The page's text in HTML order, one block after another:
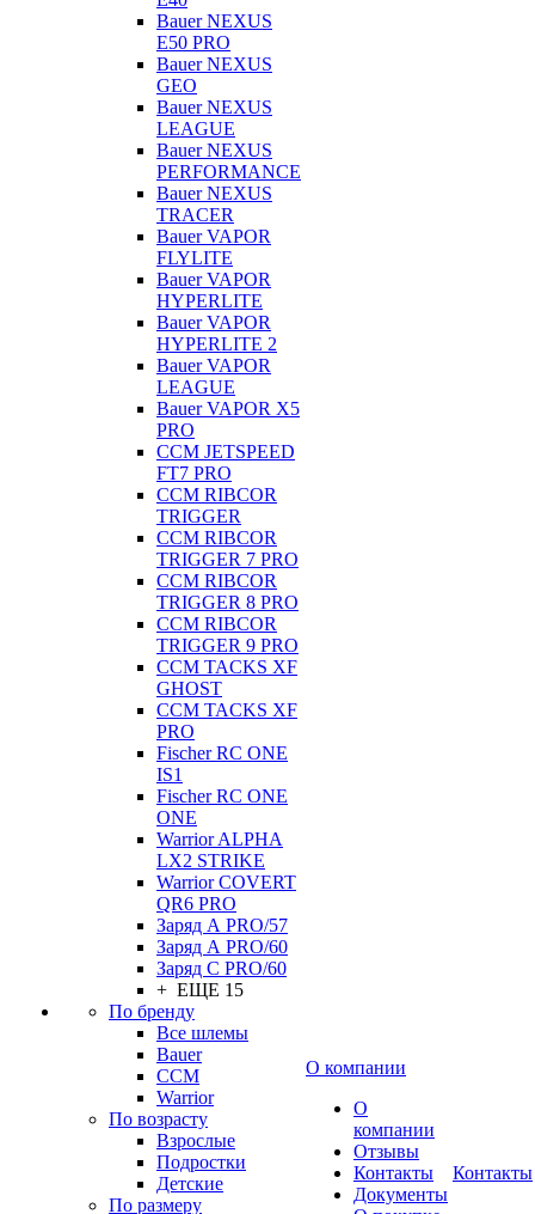
Bauer NEXUS
E50 PRO
Bauer NEXUS
GEO
Bauer NEXUS
LEAGUE
Bauer NEXUS
PERFORMANCE
Bauer NEXUS
TRACER
Bauer VAPOR
FLYLITE
Bauer VAPOR
HYPERLITE
Bauer VAPOR
HYPERLITE 2
Bauer VAPOR
LEAGUE
Bauer VAPOR X5
PRO
CCM JETSPEED
FT7 PRO
CCM RIBCOR
TRIGGER
CCM RIBCOR
TRIGGER 7 PRO
CCM RIBCOR
TRIGGER 8 PRO
CCM RIBCOR
TRIGGER 9 PRO
CCM TACKS XF
GHOST
CCM TACKS XF
PRO
Fischer RC ONE
IS1
Fischer RC ONE
ONE
Warrior ALPHA
LX2 STRIKE
Warrior COVERT
QR6 PRO
Заряд А PRO/57
Заряд А PRO/60
Заряд С PRO/60
+ ЕЩЕ 15
По бренду
Все шлемы
Bauer
CCM
Warrior
По возрасту
Взрослые
Подростки
Детские
По размеру
О компании
О
компании
Отзывы
Контакты
Документы
Контакты